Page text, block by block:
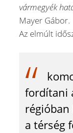
vármegyék
Mayer Gábor.
Az elmúlt
fordítani
régióban
a térség